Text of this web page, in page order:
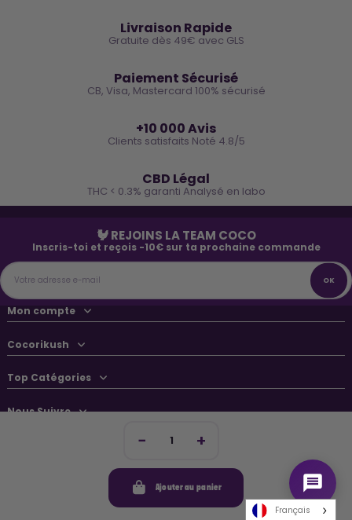
Ajouter au panier
Livraison Rapide
Gratuite dès 49€ avec GLS
Paiement Sécurisé
CB, Visa, Mastercard 100% sécurisé
+10 000 Avis
Clients satisfaits Noté 4.8/5
CBD Légal
THC < 0.3% garanti Analysé en labo
🐓 REJOINS LA TEAM COCO
Inscris-toi et reçois -10€ sur ta prochaine commande
Mon compte
Cocorikush
Top Catégories
Nous Suivre
© 2026 Cocorikush - Tous droits réservés • Made byNew Keys
Français